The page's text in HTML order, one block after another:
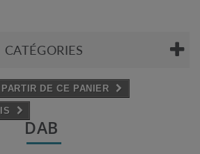
CATÉGORIES
DE CE PANIER
DAB